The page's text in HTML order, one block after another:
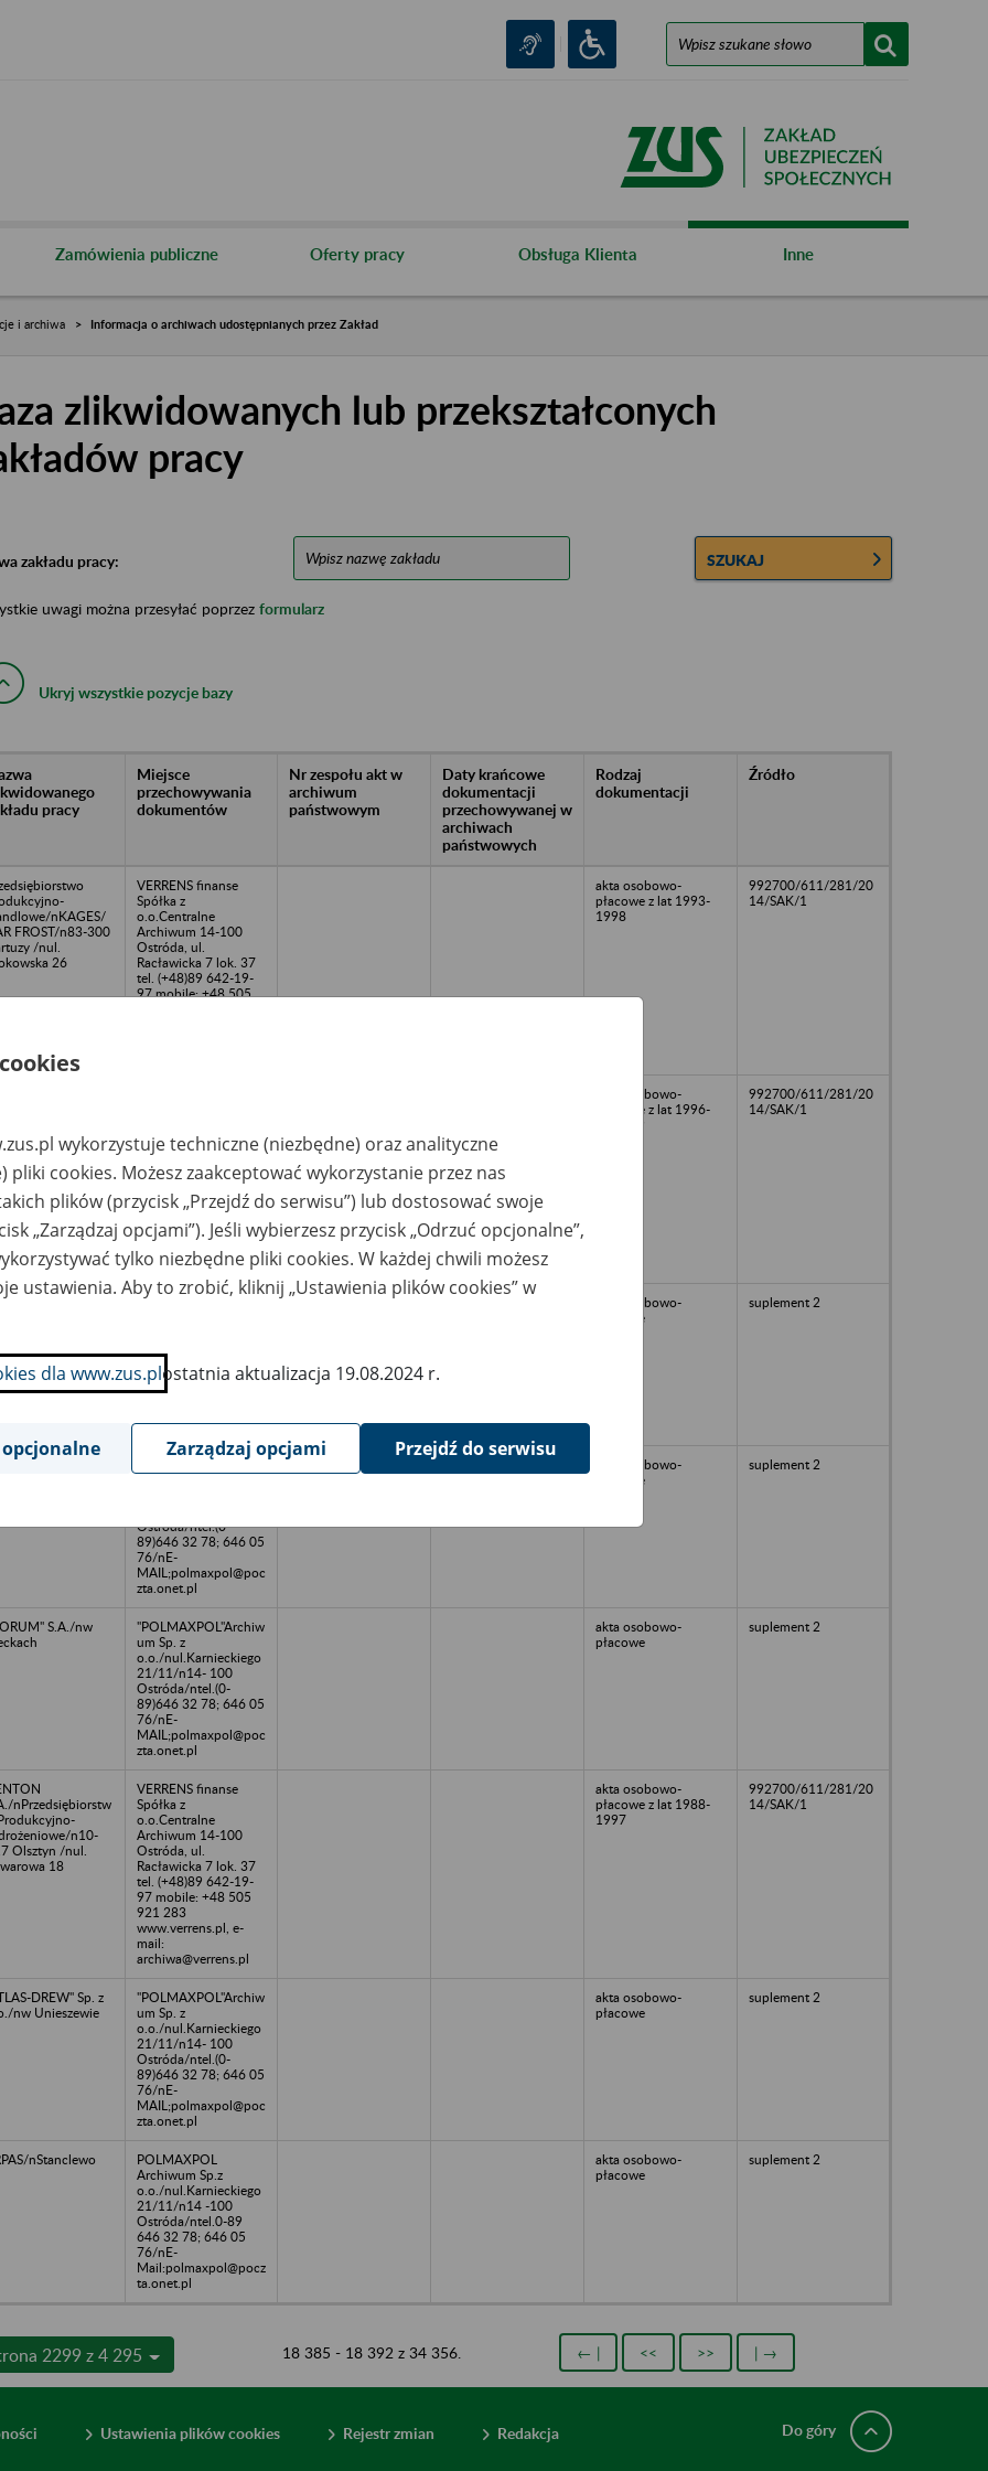
Zamówienia publiczne Oferty pracy Obsługa Klienta Inne
i archiwa Informacja o archiwach udostępnianych przez Zakład
zlikwidowanych lub przekształconych
pracy
zakładu pracy: SZUKAJ
uwagi można przesyłać poprzez formularz
Ukryj wszystkie pozycje bazy
pracy
Miejsce
przechowywania
dokumentów
Nr zespołu akt w
archiwum
państwowym
Daty krańcowe
dokumentacji
przechowywanej w
archiwach
państwowych
Rodzaj
dokumentacji
Źródło
nKAGES/
FROST/n83-300
/nul.
26
VERRENS finanse
Spółka z
o.o.Centralne
Archiwum 14-100
Ostróda, ul.
Racławicka 7 lok. 37
tel. (+48)89 642-19-
97 mobile: +48 505
akta osobowo-
płacowe z lat 1993-
1998
992700/611/281/20
14/SAK/1
n10-
Olsztyn /nul.
17A
Archiwum 14-100
Ostróda, ul.
Racławicka 7 lok. 37
tel. (+48)89 642-19-
97 mobile: +48 505
921 283
www.verrens.pl, e-
mail:
archiwa@verrens.pl
akta osobowo-
płacowe z lat 1996-
992700/611/281/20
14/SAK/1
Ośrodek
"POLMAXPOL"Archiw
Ostróda/ntel.(0-
89)646 32 78; 646 05
76/nE-
zta.onet.pl
akta osobowo-
płacowe
suplement 2
"POLMAXPOL"Archiw
Ostróda/ntel.(0-
89)646 32 78; 646 05
76/nE-
MAIL;polmaxpol@poc
zta.onet.pl
akta osobowo-
płacowe
suplement 2
S.A./nw
"POLMAXPOL"Archiw
um Sp. z
o.o./nul.Karnieckiego
21/11/n14- 100
Ostróda/ntel.(0-
89)646 32 78; 646 05
76/nE-
MAIL;polmaxpol@poc
zta.onet.pl
akta osobowo-
płacowe
suplement 2
nPrzedsiębiorstw
n10-
Olsztyn /nul.
18
VERRENS finanse
Spółka z
o.o.Centralne
Archiwum 14-100
Ostróda, ul.
Racławicka 7 lok. 37
tel. (+48)89 642-19-
97 mobile: +48 505
921 283
www.verrens.pl, e-
mail:
archiwa@verrens.pl
akta osobowo-
płacowe z lat 1988-
1997
992700/611/281/20
14/SAK/1
DREW" Sp. z
nw Unieszewie
"POLMAXPOL"Archiw
um Sp. z
o.o./nul.Karnieckiego
21/11/n14- 100
Ostróda/ntel.(0-
89)646 32 78; 646 05
76/nE-
MAIL;polmaxpol@poc
zta.onet.pl
akta osobowo-
płacowe
suplement 2
nStanclewo
POLMAXPOL
Archiwum Sp.z
o.o./nul.Karnieckiego
21/11/n14 -100
Ostróda/ntel.0-89
646 32 78; 646 05
76/nE-
Mail:polmaxpol@pocz
ta.onet.pl
akta osobowo-
płacowe
suplement 2
2299 z 4 295 18 385 - 18 392 z 34 356. ← | << >> | →
Ustawienia plików cookies Rejestr zmian Redakcja Do góry
wykorzystuje techniczne (niezbędne) oraz analityczne
pliki cookies. Możesz zaakceptować wykorzystanie przez nas
plików (przycisk „Przejdź do serwisu”) lub dostosować swoje
„Zarządzaj opcjami”). Jeśli wybierzesz przycisk „Odrzuć opcjonalne”,
tylko niezbędne pliki cookies. W każdej chwili możesz
ustawienia. Aby to zrobić, kliknij „Ustawienia plików cookies” w
dla www.zus.plostatnia aktualizacja 19.08.2024 r.
Zarządzaj opcjami Przejdź do serwisu